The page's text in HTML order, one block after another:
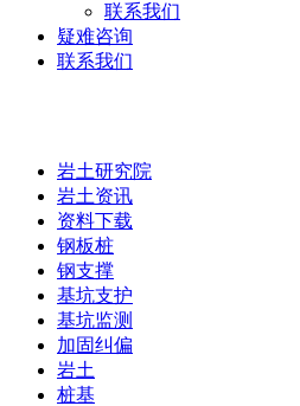
联系我们
疑难咨询
联系我们
岩土研究院
岩土资讯
资料下载
钢板桩
钢支撑
基坑支护
基坑监测
加固纠偏
岩土
桩基